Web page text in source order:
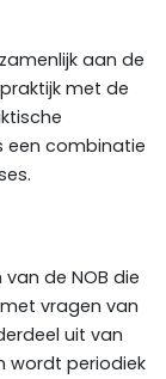
aan de
met de
een combinatie
de NOB die
vragen van
uit van
wordt periodiek